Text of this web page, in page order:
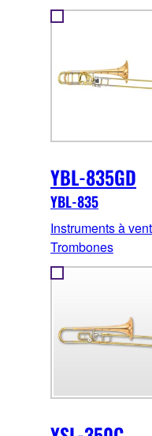
YBL-835GD
YBL-835
Instruments à vent
Trombones